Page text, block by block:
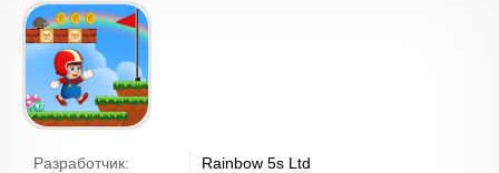
Разработчик:
Rainbow 5s Ltd